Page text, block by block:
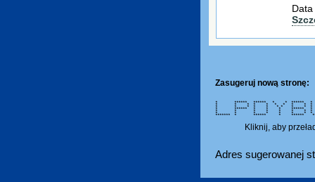
Zasugeruj nową stronę:
* ****** ****** * *
* * * * * * * * * *
* * * * * * * * * *
* ****** * * *
* * * * * * * * *
* * * * * * * *
******* * ****** *
Kliknij, aby
Adres sugerowanej